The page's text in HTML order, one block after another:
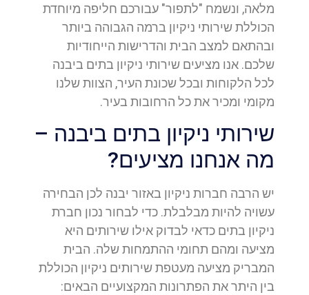
מלאה, ונשמח "לתפור" עבורכם חליפה מיוחדת
הכוללת שירותי ניקיון ברמה הגבוהה ביותר
ובהתאם למצב הבית והדרישות הייחודיות
שלכם. אנו מציעים שירותי ניקיון בתים ביבנה
לכל הלקוחות ובכל שכונת העיר, הצוות שלנו
מקומי ומכיר את כל הרחובות בעיר.
שירותי ניקיון בתים ביבנה –
מה אנחנו מציעים?
יש הרבה חברות ניקיון באזור יבנה לכן הבחירה
עשויה להיות מבלבלת. כדי לבחור נכון חברת
ניקיון בתים כדאי לבדוק אילו שירותים היא
מציעה ומהם תחומי ההתמחות שלה. הבית
המבריק מציעה מעטפת שירותים ניקיון הכוללת
בין היתר את הפתרונות המקצועיים הבאים: